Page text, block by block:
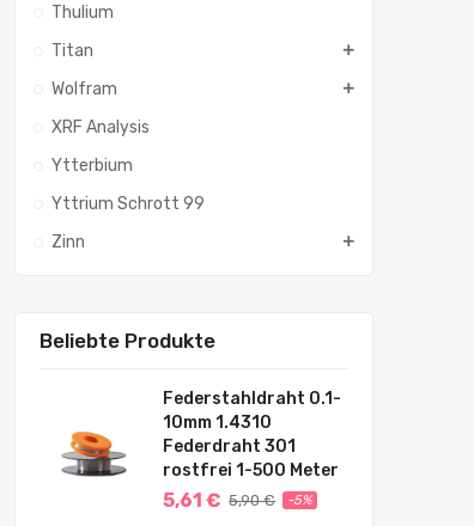
Thulium
Titan
Wolfram
XRF Analysis
Ytterbium
Yttrium Schrott 99
Zinn
Beliebte Produkte
Federstahldraht 0.1-
10mm 1.4310
Federdraht 301
rostfrei 1-500 Meter
5,61 € 5,90 € -5%